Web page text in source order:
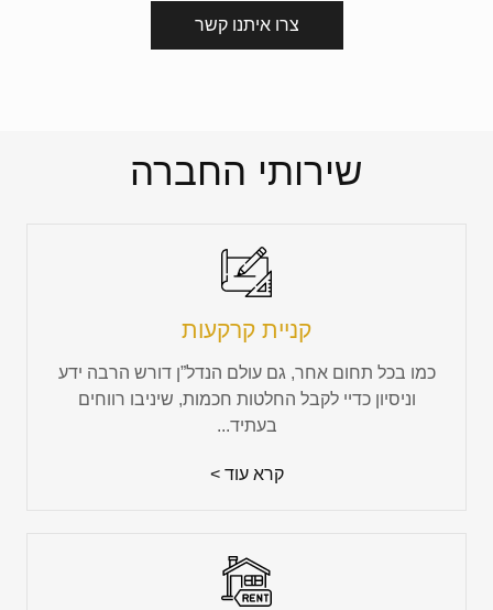
צרו איתנו קשר
שירותי החברה
קניית קרקעות
כמו בכל תחום אחר, גם עולם הנדל”ן דורש הרבה ידע
וניסיון כדיי לקבל החלטות חכמות, שיניבו רווחים
בעתיד...
קרא עוד >